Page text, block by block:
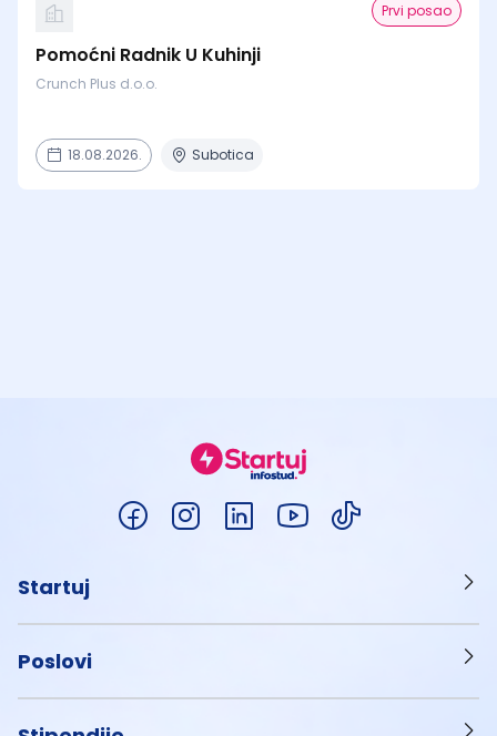
Prvi posao
Pomoćni Radnik U Kuhinji
Crunch Plus d.o.o.
18.08.2026. Subotica
Startuj
Poslovi